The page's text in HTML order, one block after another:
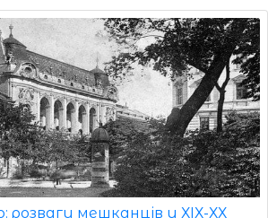
розваги мешканців у ХІХ-ХХ